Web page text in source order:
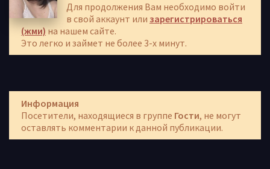
Для продолжения Вам необходимо войти
в свой аккаунт или зарегистрироваться
(жми) на нашем сайте.
Это легко и займет не более 3-х минут.
Информация
Посетители, находящиеся в группе Гости, не могут
оставлять комментарии к данной публикации.